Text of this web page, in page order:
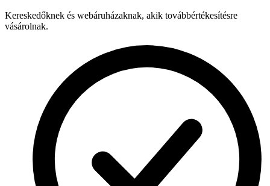
Kereskedőknek és webáruházaknak, akik továbbértékesítésre
vásárolnak.